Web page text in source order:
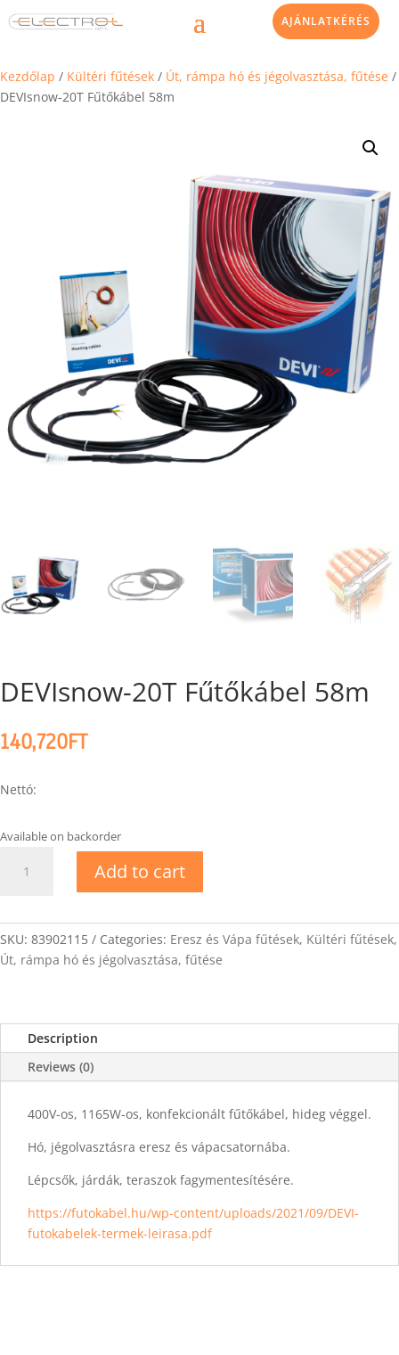
AJÁNLATKÉRÉS
Kezdőlap / Kültéri fűtések / Út, rámpa hó és jégolvasztása, fűtése /
DEVIsnow-20T Fűtőkábel 58m
DEVIsnow-20T Fűtőkábel 58m
140,720FT
Nettó:
Available on backorder
quantity
Add to cart
SKU: 83902115 Categories: Eresz és Vápa fűtések, Kültéri fűtések,
Út, rámpa hó és jégolvasztása, fűtése
Description
Reviews (0)
400V-os, 1165W-os, konfekcionált fűtőkábel, hideg véggel.
Hó, jégolvasztásra eresz és vápacsatornába.
Lépcsők, járdák, teraszok fagymentesítésére.
https://futokabel.hu/wp-content/uploads/2021/09/DEVI-
futokabelek-termek-leirasa.pdf